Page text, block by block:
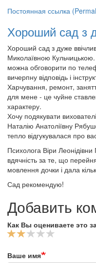
Постоянная ссылка
Хороший сад з
Хороший сад з дуже
Миколаївною
можна обговорити по
вичерпну відповідь і
Харчування, ремонт,
для мене - це чуйне
характеру.
Хочу подякувати
Наталію Анатоліївну
тепло відгукувалася про
Психолога Віри
вдячність за те, що
мовлення дочки і дала
Сад рекомендую!
Добавить
Как Вы оцениваете это
Ваше имя